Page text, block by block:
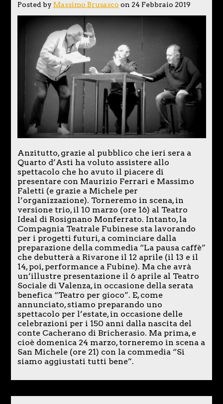
Posted by Massimo Brusasco on 24 Febbraio 2019
Anzitutto, grazie al pubblico che ieri sera a
Quarto d’Asti ha voluto assistere allo
spettacolo che ho avuto il piacere di
presentare con Maurizio Ferrari e Massimo
Faletti (e grazie a Michele per
l’organizzazione). Torneremo in scena, in
versione trio, il 10 marzo (ore 16) al Teatro
Ideal di Rosignano Monferrato. Intanto, la
Compagnia Teatrale Fubinese sta lavorando
per i progetti futuri, a cominciare dalla
preparazione della commedia “La pausa caffè”
che debutterà a Rivarone il 12 aprile (il 13 e il
14, poi, performance a Fubine). Ma che avrà
un’illustre presentazione il 6 aprile al Teatro
Sociale di Valenza, in occasione della serata
benefica “Teatro per gioco”. E, come
annunciato, stiamo preparando uno
spettacolo per l’estate, in occasione delle
celebrazioni per i 150 anni dalla nascita del
conte Cacherano di Bricherasio. Ma prima, e
cioè domenica 24 marzo, torneremo in scena a
San Michele (ore 21) con la commedia “Si
siamo aggiustati tutti bene”.